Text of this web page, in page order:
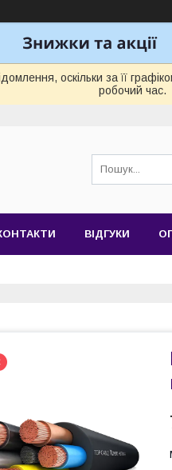
оскільки за її
робочий час.
ВІДГУКИ